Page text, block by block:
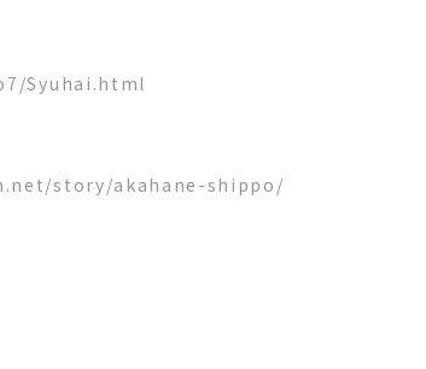
Syuhai.html
story/akahane-shippo/